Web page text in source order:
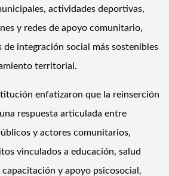
actividades deportivas,
y redes de apoyo comunitario,
de integración social más sostenibles
territorial.
enfatizaron que la reinserción
respuesta articulada entre
y actores comunitarios,
vinculados a educación, salud
y apoyo psicosocial,